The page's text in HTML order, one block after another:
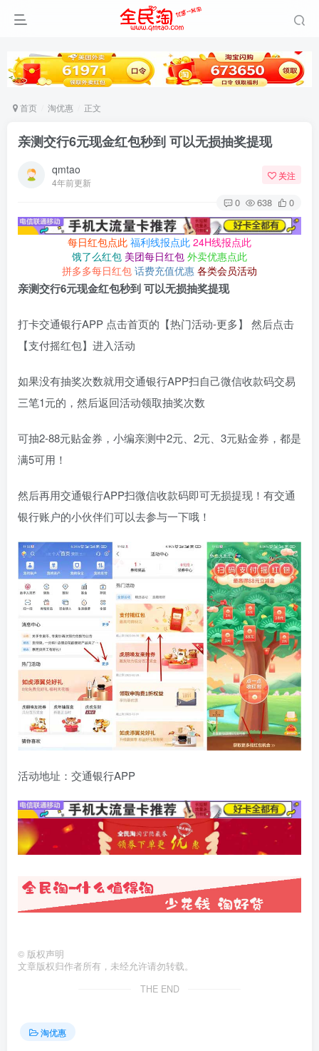
首页 淘优惠 正文
亲测交行6元现金红包秒到 可以无损抽奖提现
qmtao
4年前更新
关注
0 638 0
每日红包点此 福利线报点此 24H线报点此
饿了么红包 美团每日红包 外卖优惠点此
拼多多每日红包 话费充值优惠 各类会员活动
亲测交行6元现金红包秒到 可以无损抽奖提现
打卡交通银行APP 点击首页的【热门活动-更多】 然后点击
【支付摇红包】进入活动
如果没有抽奖次数就用交通银行APP扫自己微信收款码交易
三笔1元的，然后返回活动领取抽奖次数
可抽2-88元贴金券，小编亲测中2元、2元、3元贴金券，都是
满5可用！
然后再用交通银行APP扫微信收款码即可无损提现！有交通
银行账户的小伙伴们可以去参与一下哦！
活动地址：交通银行APP
© 版权声明
文章版权归作者所有，未经允许请勿转载。
THE END
淘优惠